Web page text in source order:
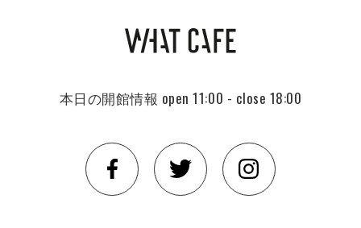
本日の開館情報 open 11:00 - close 18:00